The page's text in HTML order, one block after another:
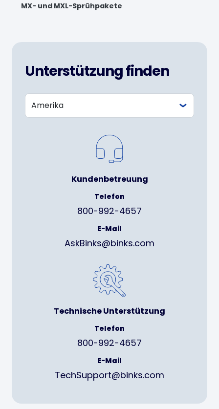
MX- und MXL-Sprühpakete
Unterstützung finden
Kundenbetreuung
Telefon
800-992-4657
E-Mail
AskBinks@binks.com
Technische Unterstützung
Telefon
800-992-4657
E-Mail
TechSupport@binks.com